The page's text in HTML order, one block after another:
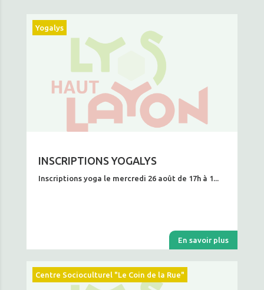
INSCRIPTIONS YOGALYS
Inscriptions yoga le mercredi 26 août de 17h à 1...
En savoir plus
Yogalys
Centre Socioculturel "Le Coin de la Rue"